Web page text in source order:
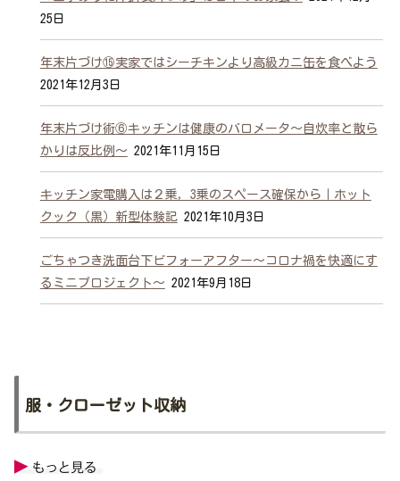
25日
年末片づけ⑮実家ではシーチキンより高級カニ缶を食べよう
2021年12月3日
年末片づけ術⑥キッチンは健康のバロメータ～自炊率と散ら
かりは反比例～ 2021年11月15日
キッチン家電購入は２乗，3乗のスペース確保から｜ホット
クック（黒）新型体験記2021年10月3日
ごちゃつき洗面台下ビフォーアフター～コロナ禍を快適にす
るミニプロジェクト～ 2021年9月18日
服・クローゼット収納